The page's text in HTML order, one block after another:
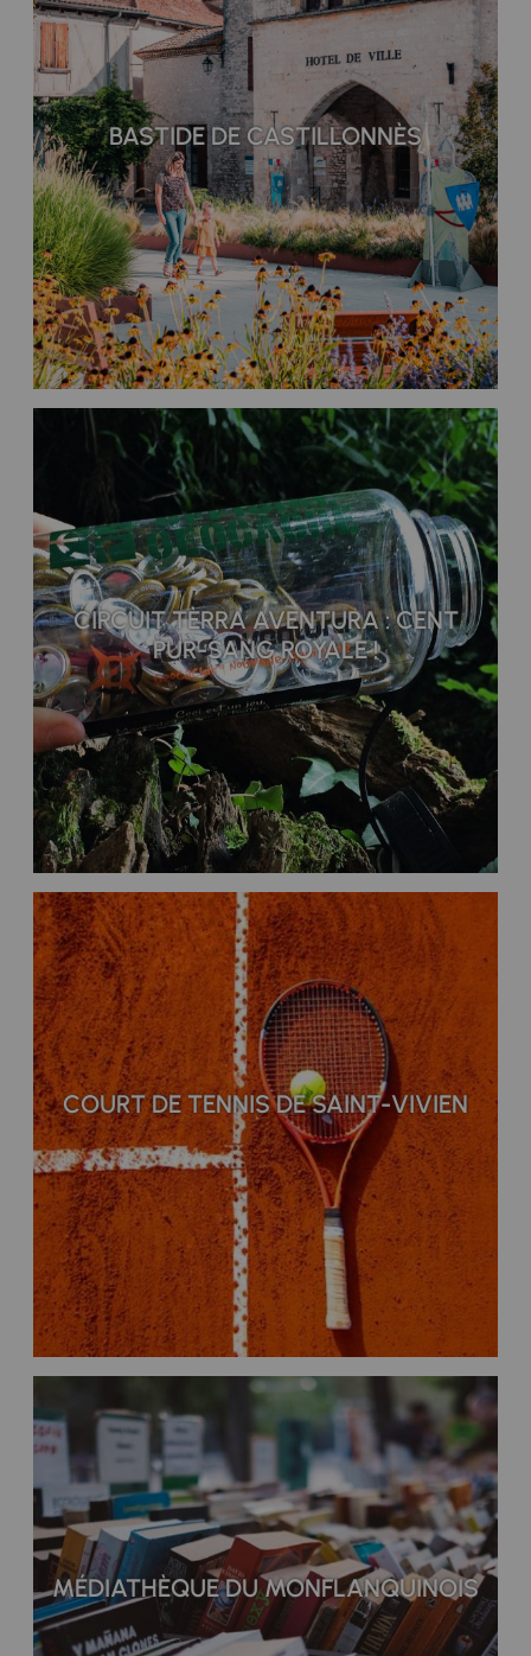
BASTIDE DE CASTILLONNÈS
CIRCUIT TÈRRA AVENTURA : CENT
PUR-SANG ROYALE !
COURT DE TENNIS DE SAINT-VIVIEN
MÉDIATHÈQUE DU MONFLANQUINOIS